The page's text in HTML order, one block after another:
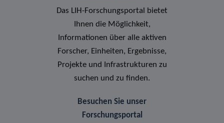
Das LIH-Forschungsportal bietet
Ihnen die Möglichkeit,
Informationen über alle aktiven
Forscher, Einheiten, Ergebnisse,
Projekte und Infrastrukturen zu
suchen und zu finden.
Besuchen Sie unser
Forschungsportal